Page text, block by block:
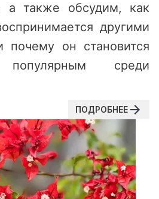
а также обсудим, как
другими
почему он становится
среди
ПОДРОБНЕЕ